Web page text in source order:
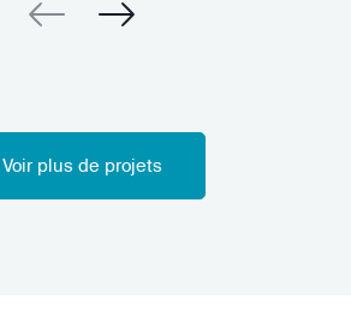
Voir plus de projets